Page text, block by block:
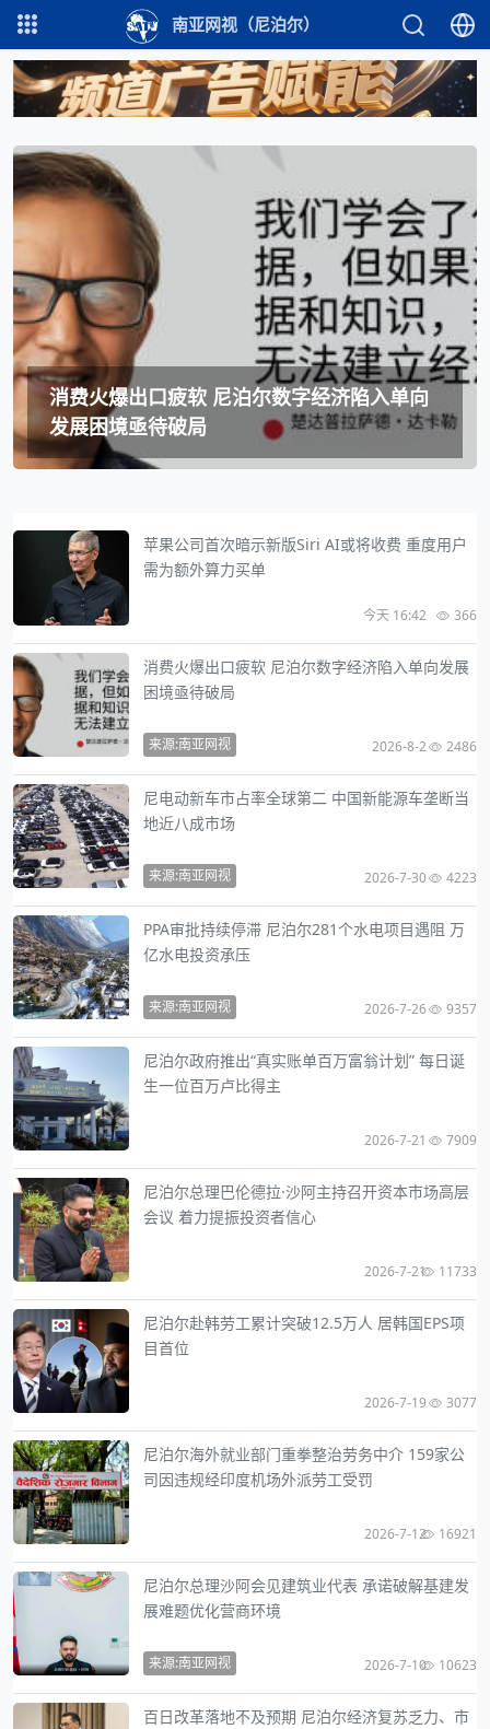
南亚网视（尼泊尔）
消费火爆出口疲软 尼泊尔数字经济陷入单向
发展困境亟待破局
苹果公司首次暗示新版Siri AI或将收费 重度用户
需为额外算力买单
今天 16:42 366
消费火爆出口疲软 尼泊尔数字经济陷入单向发展
困境亟待破局
来源:南亚网视 2026-8-2 2486
尼电动新车市占率全球第二 中国新能源车垄断当
地近八成市场
来源:南亚网视 2026-7-30 4223
PPA审批持续停滞 尼泊尔281个水电项目遇阻 万
亿水电投资承压
来源:南亚网视 2026-7-26 9357
尼泊尔政府推出“真实账单百万富翁计划” 每日诞
生一位百万卢比得主
2026-7-21 7909
尼泊尔总理巴伦德拉·沙阿主持召开资本市场高层
会议 着力提振投资者信心
2026-7-21 11733
尼泊尔赴韩劳工累计突破12.5万人 居韩国EPS项
目首位
2026-7-19 3077
尼泊尔海外就业部门重拳整治劳务中介 159家公
司因违规经印度机场外派劳工受罚
2026-7-12 16921
尼泊尔总理沙阿会见建筑业代表 承诺破解基建发
展难题优化营商环境
来源:南亚网视 2026-7-10 10623
百日改革落地不及预期 尼泊尔经济复苏乏力、市